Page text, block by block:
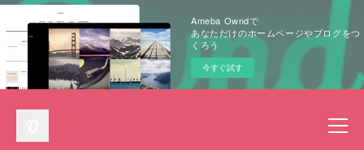
Ameba Owndで
あなただけのホームページやブログをつ
くろう
今すぐ試す